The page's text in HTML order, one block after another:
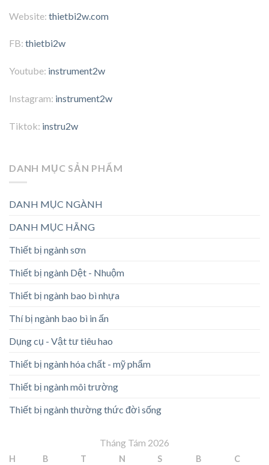
Website: thietbi2w.com
FB: thietbi2w
Youtube: instrument2w
Instagram: instrument2w
Tiktok: instru2w
DANH MỤC SẢN PHẨM
DANH MỤC NGÀNH
DANH MỤC HÃNG
Thiết bị ngành sơn
Thiết bị ngành Dệt - Nhuộm
Thiết bị ngành bao bì nhựa
Thí bị ngành bao bì in ấn
Dụng cụ - Vật tư tiêu hao
Thiết bị ngành hóa chất - mỹ phẩm
Thiết bị ngành môi trường
Thiết bị ngành thường thức đời sống
Tháng Tám 2026
H B T N S B C